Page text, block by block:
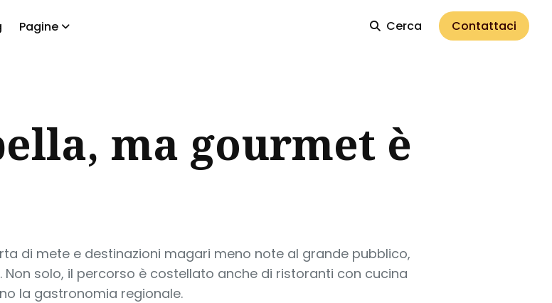
Pagine Cerca Contattaci
ma gourmet è
di mete e destinazioni magari meno note al grande pubblico,
solo, il percorso è costellato anche di ristoranti con cucina
la gastronomia regionale.